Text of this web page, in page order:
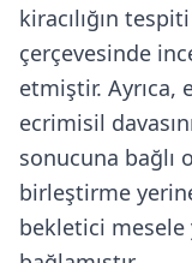
kiracılığın
çerçevesinde
etmiştir. Ayrıca,
ecrimisil
sonucuna bağlı
birleştirme
bekletici mesele